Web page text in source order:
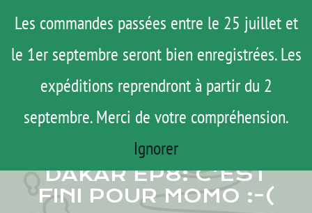
Les commandes passées entre le 25 juillet et
le 1er septembre seront bien enregistrées. Les
expéditions reprendront à partir du 2
septembre. Merci de votre compréhension.
Ignorer
contenu
Menu
ROAD TRIP
ACTUS
TESTS
AGENDA
MATOS
ACTUS – LES ACTUALITÉS
MOMO FAIT LE
DAKAR EP8: C’EST
FINI POUR MOMO :-(